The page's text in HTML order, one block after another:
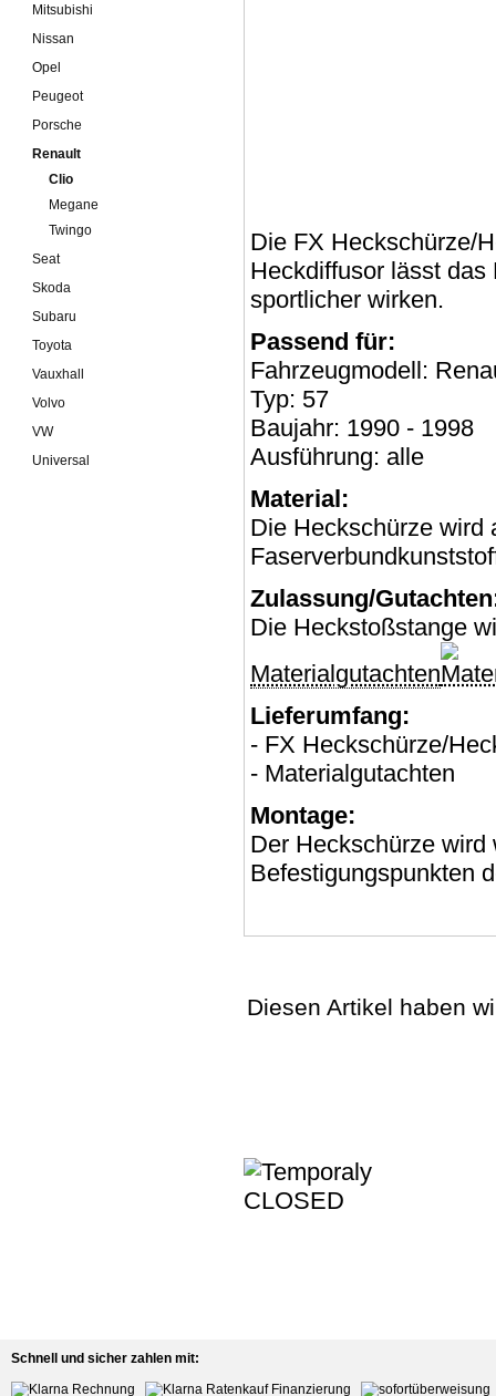
Die FX Heckschürze/
Heckdiffusor lässt
sportlicher wirken.
Passend für:
Fahrzeugmodell:
Typ: 57
Baujahr: 1990 - 1998
Ausführung: alle
Material:
Die Heckschürze wird
Zulassung/
Die Heckstoßstange
Materialgutachten
Lieferumfang:
- FX Heckschürze/
- Materialgutachten
Montage:
Der Heckschürze
Befestigungspunkten
Diesen Artikel haben
Mitsubishi
Nissan
Opel
Peugeot
Porsche
Renault
Clio
Megane
Twingo
Seat
Skoda
Subaru
Toyota
Vauxhall
Volvo
VW
Universal
Schnell und sicher zahlen mit: